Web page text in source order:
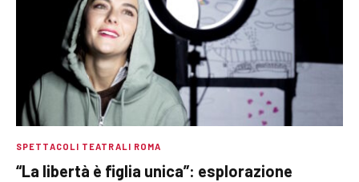
SPETTACOLI TEATRALI ROMA
“La libertà è figlia unica”: esplorazione